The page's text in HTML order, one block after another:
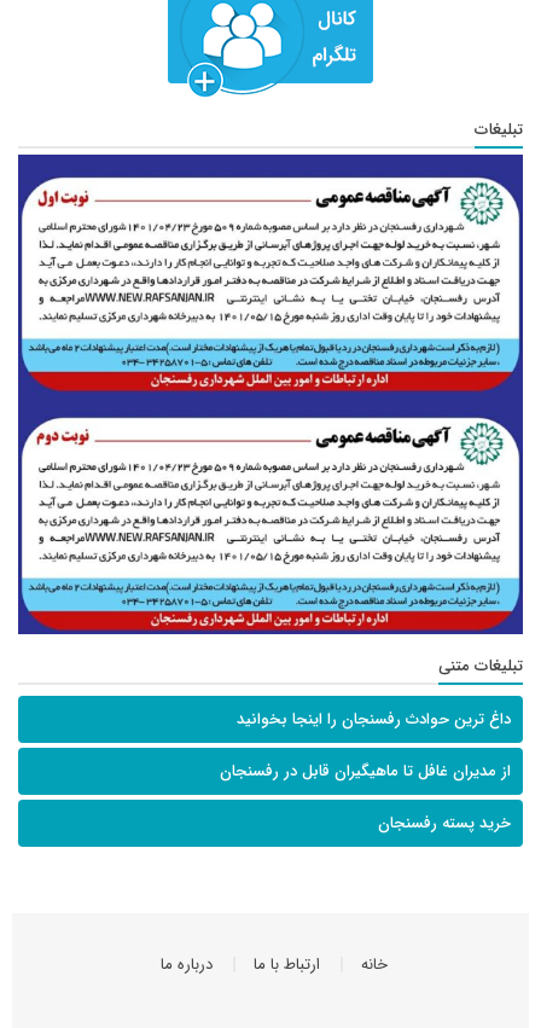
تبلیغات
تبلیغات متنی
داغ ترین حوادث رفسنجان را اینجا بخوانید
از مدیران غافل تا ماهیگیران قابل در رفسنجان
خرید پسته رفسنجان
خانه ارتباط با ما درباره ما